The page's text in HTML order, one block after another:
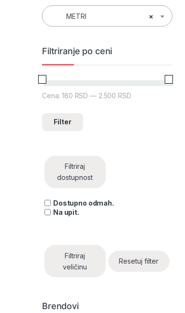
×
METRI
Filtriranje po ceni
Minimalna cena
Maksimalna cena
Filter
Cena:180 RSD — 2.500 RSD
Filtriraj
dostupnost
Dostupno odmah.
Na upit.
Filtriraj
veličinu
Resetuj filter
Brendovi